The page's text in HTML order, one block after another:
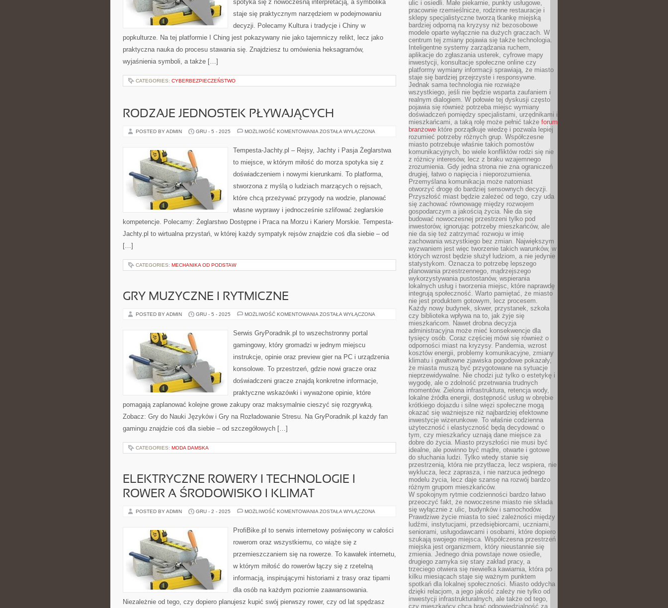
spotyka się z nowoczesną interpretacją, a symbolika
staje się praktycznym narzędziem w podejmowaniu
decyzji. Polecamy Kultura i tradycje i Chiny w
popkulturze. Na tej platformie I Ching jest pokazywany nie jako tajemniczy relikt, lecz jako
praktyczna nauka do procesu stawania się. Znajdziesz tu omówienia heksagramów,
wyjaśnienia symboli, a także […]
CATEGORIES: CYBERBEZPIECZEŃSTWO
RODZAJE JEDNOSTEK PŁYWAJĄCYCH
POSTED BY ADMIN GRU - 5 - 2025 MOŻLIWOŚĆ KOMENTOWANIA RODZAJE
ZOSTAŁA WYŁĄCZONA
Tempesta-Jachty.pl – Rejsy, Jachty i Pasja Żeglarstwa
to miejsce, w którym miłość do morza spotyka się z
doświadczeniem i nowymi kierunkami. To platforma,
stworzona z myślą o ludziach marzących o rejsach,
które chcą przeżywać przygody na wodzie, planować
własne wyprawy i jednocześnie szlifować żeglarskie
kompetencje. Polecamy: Żeglarstwo Dostępne i Praca na Morzu i Kariery Morskie. Tempesta-
Jachty.pl to wirtualna przystań, w której każdy sympatyk rejsów znajdzie coś dla siebie – od
[…]
CATEGORIES: MECHANIKA OD PODSTAW
GRY MUZYCZNE I RYTMICZNE
POSTED BY ADMIN GRU - 5 - 2025 MOŻLIWOŚĆ KOMENTOWANIA GRY
RYTMICZNE
ZOSTAŁA WYŁĄCZONA
Serwis GryPoradnik.pl to wszechstronny portal
gamingowy, który gromadzi w jednym miejscu
instrukcje, opinie oraz preview gier na PC i urządzenia
konsolowe. To przestrzeń, gdzie nowi gracze oraz
doświadczeni gracze znajdą konkretne informacje,
praktyczne wskazówki i wyważone opinie, które
pomagają zaplanować kolejne growe zakupy oraz maksymalnie cieszyć się rozgrywką.
Zobacz: Gry do Nauki Języków i Gry na Rozładowanie Stresu. Na GryPoradnik.pl każdy fan
gamingu znajdzie coś dla siebie – od szczegółowych […]
CATEGORIES: MODA DAMSKA
ELEKTRYCZNE ROWERY I TECHNOLOGIE I
ROWER A ŚRODOWISKO I KLIMAT
POSTED BY ADMIN GRU - 2 - 2025 MOŻLIWOŚĆ KOMENTOWANIA ELEKTRYCZNE
TECHNOLOGIE
I
A
I
ZOSTAŁA WYŁĄCZONA
ProfiBike.pl to serwis internetowy poświęcony w całości
rowerom oraz wszystkiemu, co wiąże się z
przemieszczaniem się na rowerze. To kawałek internetu,
w którym miłość do rowerów łączy się z rzetelną
informacją, inspirującymi historiami z trasy oraz tipami
dla osób na każdym poziomie zaawansowania.
Niezależnie od tego, czy dopiero planujesz kupić swój pierwszy rower, czy od lat spędzasz
ulic i osiedli. Małe piekarnie, punkty usługowe,
pracownie rzemieślnicze, rodzinne restauracje i
sklepy specjalistyczne tworzą tkankę miejską
bardziej odporną na kryzysy niż bezosobowe
modele oparte wyłącznie na dużych graczach. W
centrum tej zmiany pojawia się także technologia.
Inteligentne systemy zarządzania ruchem,
aplikacje do zgłaszania usterek, cyfrowe mapy
inwestycji, konsultacje społeczne online czy
platformy wymiany informacji sprawiają, że miasto
staje się bardziej przejrzyste i responsywne.
Jednak sama technologia nie rozwiąże
wszystkiego, jeśli nie będzie wsparta zaufaniem i
realnym dialogiem. W połowie tej dyskusji często
pojawia się również potrzeba miejsc wymiany
doświadczeń pomiędzy specjalistami, urzędnikami i
mieszkańcami, a taką rolę może pełnić także forum
branżowe które porządkuje wiedzę i pozwala lepiej
rozumieć potrzeby różnych grup. Współczesne
miasto potrzebuje właśnie takich pomostów
komunikacyjnych, bo wiele konfliktów rodzi się nie
z różnicy interesów, lecz z braku wzajemnego
zrozumienia. Gdy jedna strona nie zna ograniczeń
drugiej, łatwo o napięcia i nieporozumienia.
Przemyślana komunikacja może natomiast
otworzyć drogę do bardziej sensownych decyzji.
Przyszłość miast będzie zależeć od tego, czy uda
się zachować równowagę między rozwojem
gospodarczym a jakością życia. Nie da się
budować nowoczesnej przestrzeni tylko pod
inwestorów, ignorując potrzeby mieszkańców, ale
nie da się też zatrzymać rozwoju w imię
zachowania wszystkiego bez zmian. Największym
wyzwaniem jest więc tworzenie takich warunków, w
których wzrost będzie służył ludziom, a nie jedynie
statystykom. Oznacza to potrzebę lepszego
planowania przestrzennego, mądrzejszego
wykorzystywania pustostanów, wspierania
lokalnych usług i tworzenia miejsc, które naprawdę
integrują społeczność. Warto pamiętać, że miasto
nie jest produktem gotowym, lecz procesem.
Każdy nowy budynek, skwer, przystanek, szkoła
czy biblioteka wpływa na to, jak żyje się
mieszkańcom. Nawet drobna decyzja
administracyjna może mieć konsekwencje dla
tysięcy osób. Coraz częściej mówi się również o
odporności miast na kryzysy. Pandemia, wzrost
kosztów energii, problemy komunikacyjne, zmiany
klimatu i gwałtowne zjawiska pogodowe pokazały,
że miasta muszą być przygotowane na sytuacje
nieprzewidywalne. Nie chodzi już tylko o estetykę i
wygodę, ale o zdolność przetrwania trudnych
momentów. Zielona infrastruktura, retencja wody,
lokalne źródła energii, dostępność usług w obrębie
krótkiego dojazdu i silne więzi społeczne mogą
okazać się ważniejsze niż najbardziej efektowne
inwestycje wizerunkowe. To właśnie codzienna
użyteczność i elastyczność będą decydować o
tym, czy mieszkańcy uznają dane miejsce za
dobre do życia. Miasto przyszłości nie musi być
idealne, ale powinno być mądre, otwarte i gotowe
do słuchania ludzi. Tylko wtedy stanie się
przestrzenią, która nie przytłacza, lecz wspiera, nie
wyklucza, lecz zaprasza, i nie narzuca jednego
modelu życia, lecz daje szansę na rozwój bardzo
różnym grupom mieszkańców.
W spokojnym rytmie codzienności bardzo łatwo
przeoczyć fakt, że nowoczesne miasto nie składa
się wyłącznie z ulic, budynków i samochodów.
Prawdziwe życie miasta to sieć zależności między
ludźmi, instytucjami, przedsiębiorcami, uczniami,
seniorami, usługodawcami i osobami, które dopiero
szukają swojego miejsca. Współczesna przestrzeń
miejska jest organizmem, który nieustannie się
zmienia. Jednego dnia powstaje nowe osiedle,
drugiego zamyka się stary zakład pracy, a
trzeciego otwiera się niewielka kawiarnia, która po
kilku miesiącach staje się ważnym punktem
spotkań dla lokalnej społeczności. Miasto oddycha
dzięki relacjom, a jego jakość zależy nie tylko od
inwestycji infrastrukturalnych, ale także od tego,
czy mieszkańcy chcą brać odpowiedzialność za